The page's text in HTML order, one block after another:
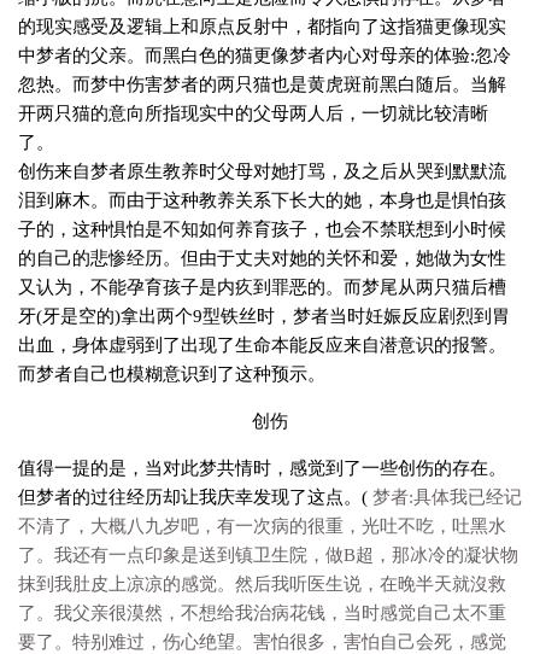
的现实感受及逻辑上和原点反射中，都指向了这指猫更像现实
中梦者的父亲。而黑白色的猫更像梦者内心对母亲的体验:忽冷
忽热。而梦中伤害梦者的两只猫也是黄虎斑前黑白随后。当解
开两只猫的意向所指现实中的父母两人后，一切就比较清晰
了。
创伤来自梦者原生教养时父母对她打骂，及之后从哭到默默流
泪到麻木。而由于这种教养关系下长大的她，本身也是惧怕孩
子的，这种惧怕是不知如何养育孩子，也会不禁联想到小时候
的自己的悲惨经历。但由于丈夫对她的关怀和爱，她做为女性
又认为，不能孕育孩子是内疚到罪恶的。而梦尾从两只猫后槽
牙(牙是空的)拿出两个9型铁丝时，梦者当时妊娠反应剧烈到胃
出血，身体虚弱到了出现了生命本能反应来自潜意识的报警。
而梦者自己也模糊意识到了这种预示。
创伤
值得一提的是，当对此梦共情时，感觉到了一些创伤的存在。
但梦者的过往经历却让我庆幸发现了这点。( 梦者:具体我已经记
不清了，大概八九岁吧，有一次病的很重，光吐不吃，吐黑水
了。我还有一点印象是送到镇卫生院，做B超，那冰冷的凝状物
抹到我肚皮上凉凉的感觉。然后我听医生说，在晚半天就沒救
了。我父亲很漠然，不想给我治病花钱，当时感觉自己太不重
要了。特别难过，伤心绝望。害怕很多，害怕自己会死，感觉